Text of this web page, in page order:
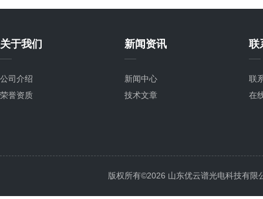
关于我们
公司介绍
荣誉资质
新闻资讯
新闻中心
技术文章
联
联
在
版权所有©2026 山东优云谱光电科技有